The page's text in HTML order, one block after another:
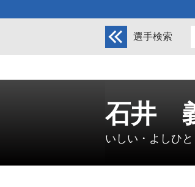
選手検索
石井
いしい・よしひと